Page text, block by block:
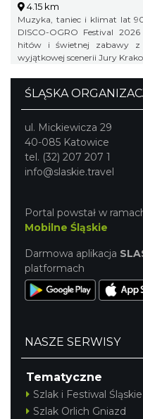
4.15 km
Muzyka, taniec i klimat lat
DISCO-OGRO Festival
hitów i świetnej zabawy z
wyjątkowej scenerii Jury
ŚLĄSKA
ul. Mickiewicza 29
40-085 Katowice
tel. (32) 207 207 1
info@slaskie.travel
Portal powstał w
Mobilne Śląskie
Darmowa aplikacja
platformach
NASZE SERWISY
Tematyczne
Szlak i Festiwal
Szlak Orlich Gniazd